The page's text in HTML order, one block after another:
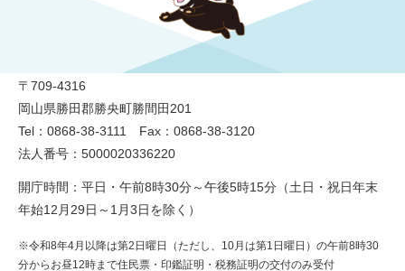
〒709-4316
岡山県勝田郡勝央町勝間田201
Tel：0868-38-3111 Fax：0868-38-3120
法人番号：5000020336220
開庁時間：平日・午前8時30分～午後5時15分（土日・祝日年末
年始12月29日～1月3日を除く）
※令和8年4月以降は第2日曜日（ただし、10月は第1日曜日）の午前8時30
分からお昼12時まで住民票・印鑑証明・税務証明の交付のみ受付